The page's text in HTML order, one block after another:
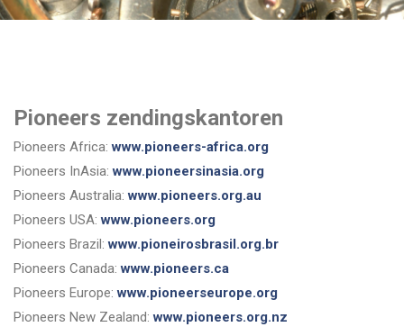
Pioneers zendingskantoren
Pioneers Africa:www.pioneers-africa.org
Pioneers InAsia:www.pioneersinasia.org
Pioneers Australia:www.pioneers.org.au
Pioneers USA:www.pioneers.org
Pioneers Brazil:www.pioneirosbrasil.org.br
Pioneers Canada:www.pioneers.ca
Pioneers Europe:www.pioneerseurope.org
Pioneers New Zealand:www.pioneers.org.nz